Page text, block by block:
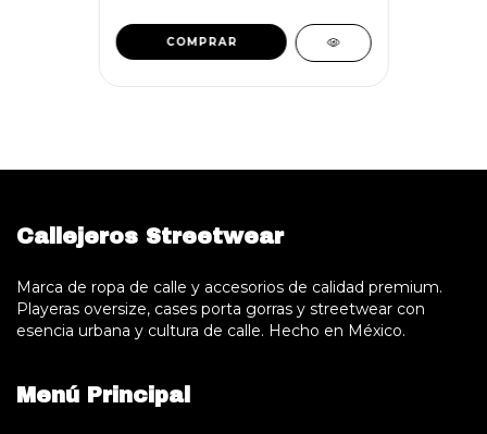
COMPRAR
Callejeros Streetwear
Marca de ropa de calle y accesorios de calidad premium.
Playeras oversize, cases porta gorras y streetwear con
esencia urbana y cultura de calle. Hecho en México.
Menú Principal